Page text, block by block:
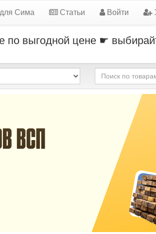
Сима Статьи Войти
по выгодной цене ☛